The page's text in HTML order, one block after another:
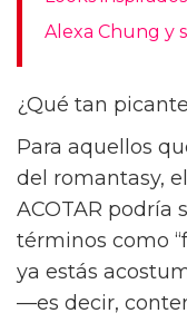
historia
Aquí tienes todo
los libros de
de televisión.
Looks
Alexa Chung y